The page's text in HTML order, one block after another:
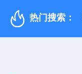
热门搜索：